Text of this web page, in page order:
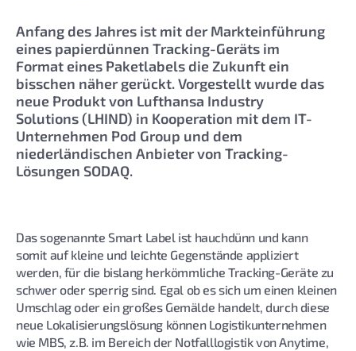
Anfang des Jahres ist mit der Markteinführung
eines papierdünnen Tracking-Geräts im
Format eines Paketlabels die Zukunft ein
bisschen näher gerückt. Vorgestellt wurde das
neue Produkt von Lufthansa Industry
Solutions (LHIND) in Kooperation mit dem IT-
Unternehmen Pod Group und dem
niederländischen Anbieter von Tracking-
Lösungen SODAQ.
Das sogenannte Smart Label ist hauchdünn und kann
somit auf kleine und leichte Gegenstände appliziert
werden, für die bislang herkömmliche Tracking-Geräte zu
schwer oder sperrig sind. Egal ob es sich um einen kleinen
Umschlag oder ein großes Gemälde handelt, durch diese
neue Lokalisierungslösung können Logistikunternehmen
wie MBS, z.B. im Bereich der Notfalllogistik von Anytime,